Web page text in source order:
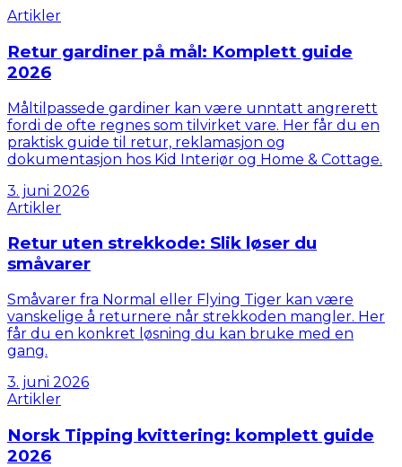
Artikler
Retur gardiner på mål: Komplett guide
2026
Måltilpassede gardiner kan være unntatt angrerett
fordi de ofte regnes som tilvirket vare. Her får du en
praktisk guide til retur, reklamasjon og
dokumentasjon hos Kid Interiør og Home & Cottage.
3. juni 2026
Artikler
Retur uten strekkode: Slik løser du
småvarer
Småvarer fra Normal eller Flying Tiger kan være
vanskelige å returnere når strekkoden mangler. Her
får du en konkret løsning du kan bruke med en
gang.
3. juni 2026
Artikler
Norsk Tipping kvittering: komplett guide
2026